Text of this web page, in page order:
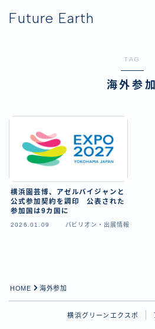
Future Earth
横浜グリーンエクスポ
TAG
海外参加
横浜園芸博、アゼルバイジャンと
公式参加契約を調印 公表された
参加国は9カ国に
2026.01.09 パビリオン・出展情報
HOME 海外参加
横浜グリーンエクスポ